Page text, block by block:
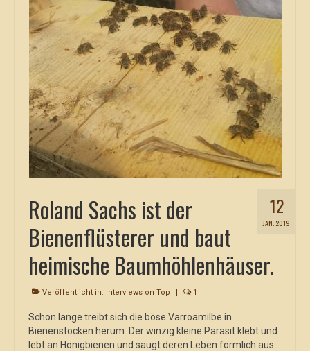
12
JAN. 2019
Roland Sachs ist der
Bienenflüsterer und baut
heimische Baumhöhlenhäuser.
Veröffentlicht in: Interviews on Top | 1
Schon lange treibt sich die böse Varroamilbe in
Bienenstöcken herum. Der winzig kleine Parasit klebt und
lebt an Honigbienen und saugt deren Leben förmlich aus.